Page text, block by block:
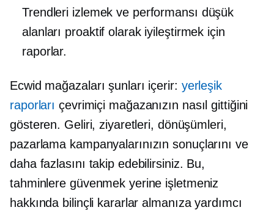
Trendleri izlemek ve performansı düşük
alanları proaktif olarak iyileştirmek için
raporlar.
Ecwid mağazaları şunları içerir: yerleşik
raporları çevrimiçi mağazanızın nasıl gittiğini
gösteren. Geliri, ziyaretleri, dönüşümleri,
pazarlama kampanyalarınızın sonuçlarını ve
daha fazlasını takip edebilirsiniz. Bu,
tahminlere güvenmek yerine işletmeniz
hakkında bilinçli kararlar almanıza yardımcı